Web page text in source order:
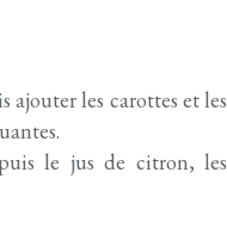
les carottes et les
le jus de citron, les